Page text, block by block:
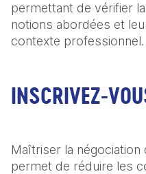
permettant de vérifier
notions abordées et
contexte professionnel.
INSCRIVEZ-
Maîtriser la
permet de réduire les